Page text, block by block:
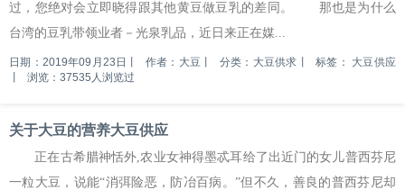
过，您绝对会立即晓得跟其他黄豆做豆乳的差同。 那也是为什么
台湾的豆乳带领业者－光泉乳品，近日来正在媒...
日期：2019年09月23日 作者：大豆 分类：大豆供求 标签： 大豆供应
浏览：37535人浏览过
关于大豆的营养大豆供应
正在古希腊神恬外,农业女神得墨忒耳给了出近门的女儿普西芬尼
一粒大豆，说能“消弭险恶，防冶百病。”但不久，善良的普西芬尼却